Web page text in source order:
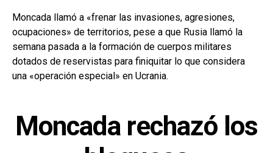
Moncada llamó a «frenar las invasiones, agresiones,
ocupaciones» de territorios, pese a que Rusia llamó la
semana pasada a la formación de cuerpos militares
dotados de reservistas para finiquitar lo que considera
una «operación especial» en Ucrania.
Moncada rechazó los